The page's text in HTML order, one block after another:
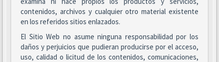
contenidos, archivos y cualquier otro material existente
en los referidos sitios enlazados.
El Sitio Web no asume ninguna responsabilidad por los
daños y perjuicios que pudieran producirse por el acceso,
uso, calidad o licitud de los contenidos, comunicaciones,